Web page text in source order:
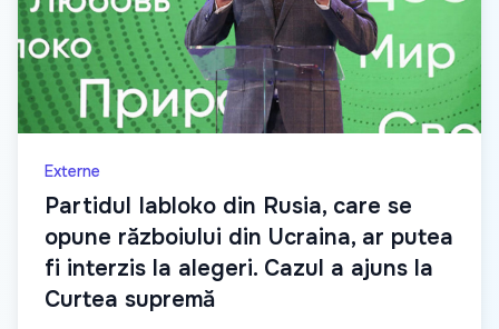
Externe
Partidul Iabloko din Rusia, care se
opune războiului din Ucraina, ar putea
fi interzis la alegeri. Cazul a ajuns la
Curtea supremă